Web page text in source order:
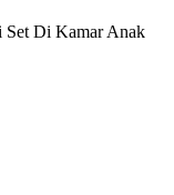
Set Di Kamar Anak